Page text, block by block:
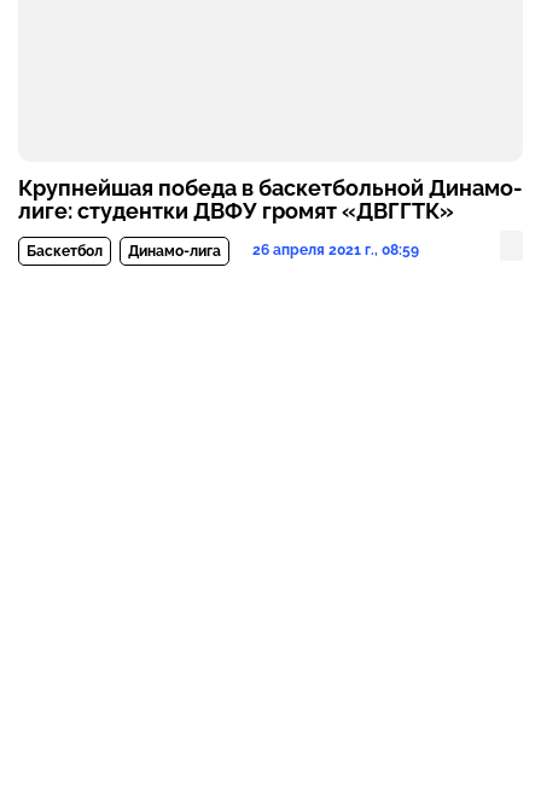
Крупнейшая победа в баскетбольной Динамо-
лиге: студентки ДВФУ громят «ДВГГТК»
Баскетбол Динамо-лига 26 апреля 2021 г., 08:59